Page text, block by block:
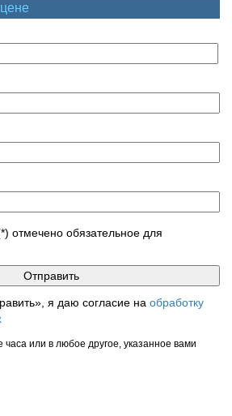
отмечено обязательное для
я даю согласие на обработку
или в любое другое, указанное вами